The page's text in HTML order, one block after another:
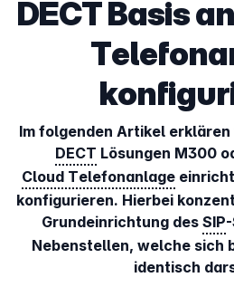
DECT Basis
Im folgenden Artikel erklären
DECT Lösungen M300
Cloud Telefonanlage
konfigurieren. Hierbei
Grundeinrichtung des SIP
Nebenstellen, welche sich
identisch